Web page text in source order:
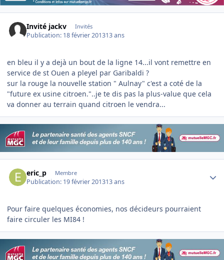
Invité jackv Invités
Publication: 18 février 201313 ans
en bleu il y a dejà un bout de la ligne 14...il vont remettre en
service de st Ouen a pleyel par Garibaldi ?
sur la rouge la nouvelle station " Aulnay" c'est a coté de la
"future ex usine citroen."..je te dis pas la plus-value que cela
va donner au terrain quand citroen le vendra...
eric_p Membre
Publication: 19 février 201313 ans
Pour faire quelques économies, nos décideurs pourraient
faire circuler les MI84 !